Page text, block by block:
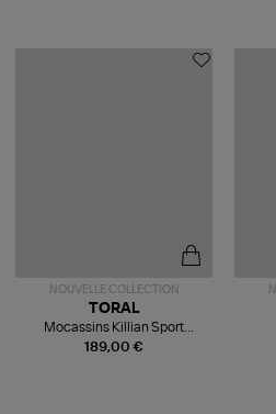
NOUVELLE COLLECTION
189,00 €
TORAL
Mocassins Killian Sport
Mousse